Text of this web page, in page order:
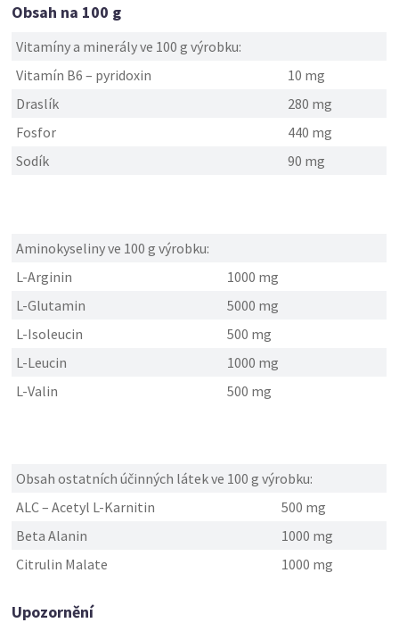
Obsah na 100 g
Vitamíny a minerály ve 100 g výrobku:
Vitamín B6 – pyridoxin
10 mg
Draslík
280 mg
Fosfor
440 mg
Sodík
90 mg
Aminokyseliny ve 100 g výrobku:
L-Arginin
1000 mg
L-Glutamin
5000 mg
L-Isoleucin
500 mg
L-Leucin
1000 mg
L-Valin
500 mg
Obsah ostatních účinných látek ve 100 g výrobku:
ALC – Acetyl L-Karnitin
500 mg
Beta Alanin
1000 mg
Citrulin Malate
1000 mg
Upozornění